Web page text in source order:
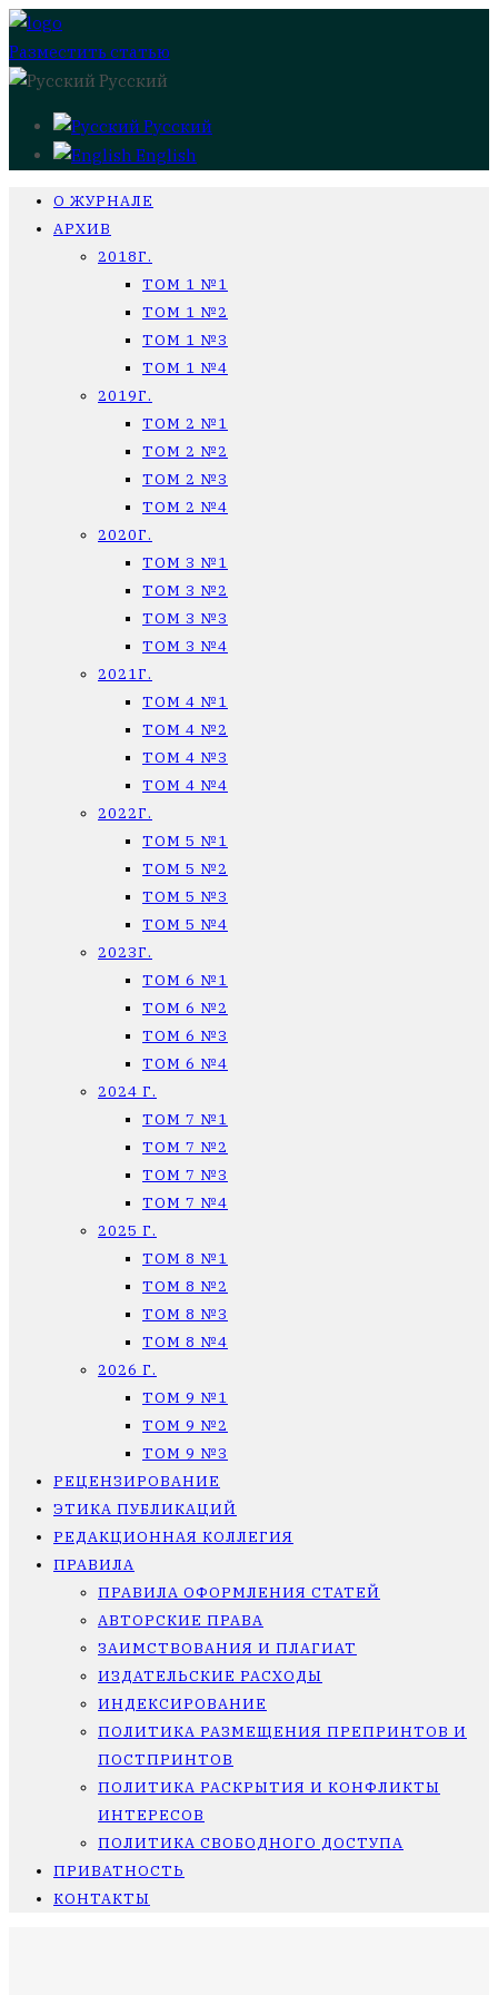
Разместить статью
Русский
Русский
English
О ЖУРНАЛЕ
АРХИВ
2018Г.
ТОМ 1 №1
ТОМ 1 №2
ТОМ 1 №3
ТОМ 1 №4
2019Г.
ТОМ 2 №1
ТОМ 2 №2
ТОМ 2 №3
ТОМ 2 №4
2020Г.
ТОМ 3 №1
ТОМ 3 №2
ТОМ 3 №3
ТОМ 3 №4
2021Г.
ТОМ 4 №1
ТОМ 4 №2
ТОМ 4 №3
ТОМ 4 №4
2022Г.
ТОМ 5 №1
ТОМ 5 №2
ТОМ 5 №3
ТОМ 5 №4
2023Г.
ТОМ 6 №1
ТОМ 6 №2
ТОМ 6 №3
ТОМ 6 №4
2024 Г.
ТОМ 7 №1
ТОМ 7 №2
ТОМ 7 №3
ТОМ 7 №4
2025 Г.
ТОМ 8 №1
ТОМ 8 №2
ТОМ 8 №3
ТОМ 8 №4
2026 Г.
ТОМ 9 №1
ТОМ 9 №2
ТОМ 9 №3
РЕЦЕНЗИРОВАНИЕ
ЭТИКА ПУБЛИКАЦИЙ
РЕДАКЦИОННАЯ КОЛЛЕГИЯ
ПРАВИЛА
ПРАВИЛА ОФОРМЛЕНИЯ СТАТЕЙ
АВТОРСКИЕ ПРАВА
ЗАИМСТВОВАНИЯ И ПЛАГИАТ
ИЗДАТЕЛЬСКИЕ РАСХОДЫ
ИНДЕКСИРОВАНИЕ
ПОЛИТИКА РАЗМЕЩЕНИЯ ПРЕПРИНТОВ И
ПОСТПРИНТОВ
ПОЛИТИКА РАСКРЫТИЯ И КОНФЛИКТЫ
ИНТЕРЕСОВ
ПОЛИТИКА СВОБОДНОГО ДОСТУПА
ПРИВАТНОСТЬ
КОНТАКТЫ